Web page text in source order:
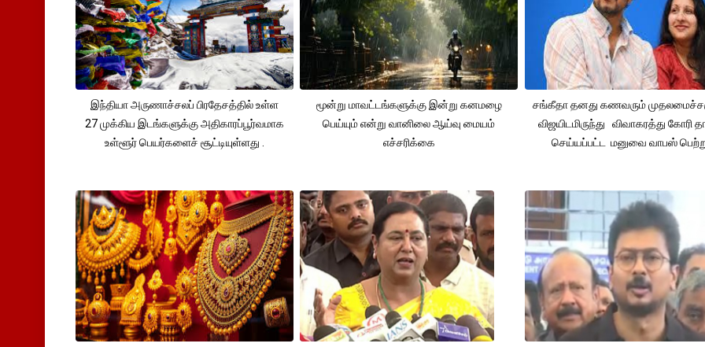
இந்தியா அருணாச்சலப் பிரதேசத்தில் உள்ள
27 முக்கிய இடங்களுக்கு அதிகாரப்பூர்வமாக
உள்ளூர் பெயர்களைச் சூட்டியுள்ளது .
மூன்று மாவட்டங்களுக்கு இன்று கனமழை
பெய்யும் என்று வானிலை ஆய்வு மையம்
எச்சரிக்கை
சங்கீதா தனது கணவரும்
விஜயிடமிருந்து விவாகரத்து கோரி
செய்யப்பட்ட மனுவை வாபஸ்